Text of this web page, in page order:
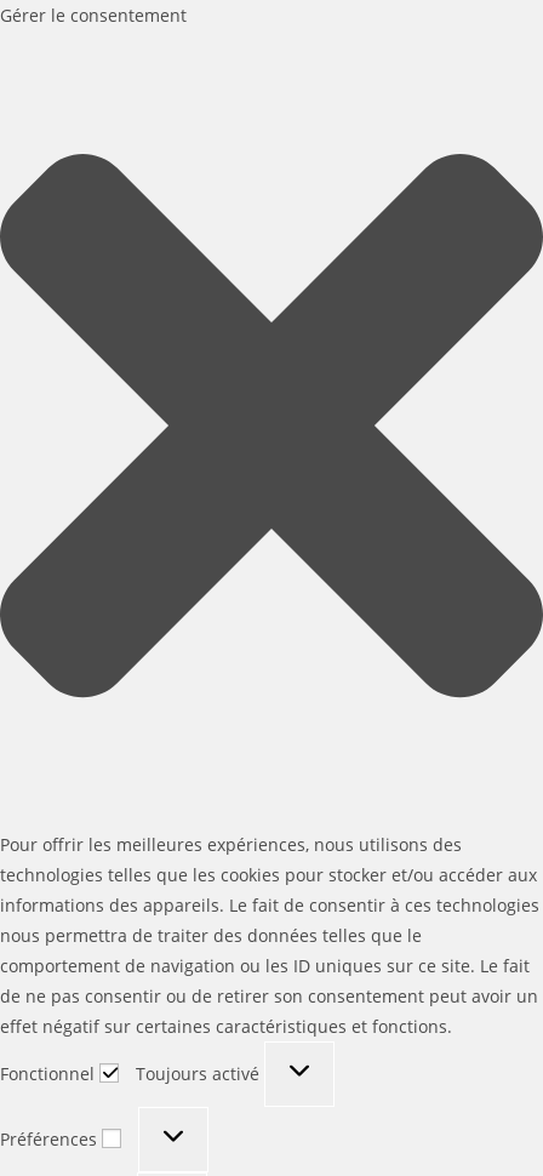
Gérer le consentement
Pour offrir les meilleures expériences, nous utilisons des
technologies telles que les cookies pour stocker et/ou accéder aux
informations des appareils. Le fait de consentir à ces technologies
nous permettra de traiter des données telles que le
comportement de navigation ou les ID uniques sur ce site. Le fait
de ne pas consentir ou de retirer son consentement peut avoir un
effet négatif sur certaines caractéristiques et fonctions.
Fonctionnel Toujours activé
Préférences